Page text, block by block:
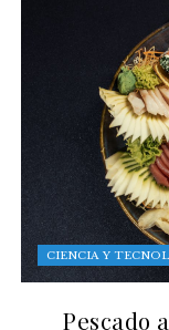
CIENCIA Y
Pescado